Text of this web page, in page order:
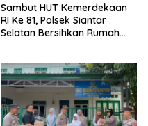
Sambut HUT Kemerdekaan
RI Ke 81, Polsek Siantar
Selatan Bersihkan Rumah